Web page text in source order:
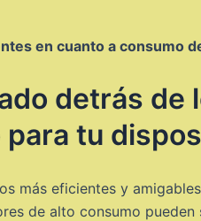
en cuanto a consumo
detrás de
tu
más eficientes y
de alto consumo